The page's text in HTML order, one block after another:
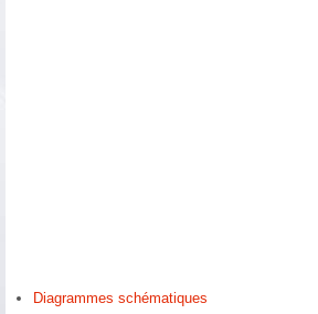
Diagrammes schématiques